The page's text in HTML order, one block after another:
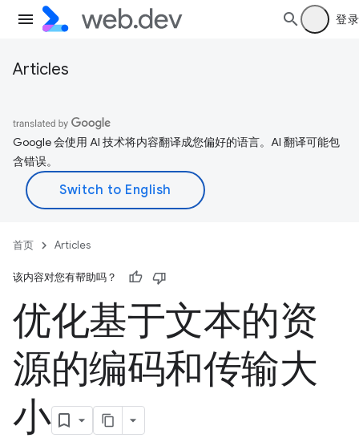
登录
Articles
Google 会使用 AI 技术将内容翻译成您偏好的语言。AI 翻译可能包
含错误。
首页 Articles
该内容对您有帮助吗？
优化基于文本的资
源的编码和传输大
小